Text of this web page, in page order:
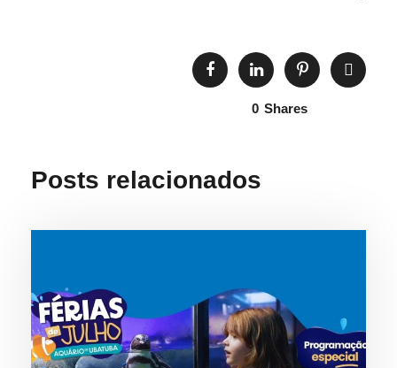
0 Shares
Posts relacionados